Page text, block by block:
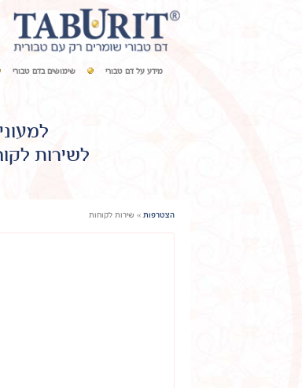
מידע על דם טבורי שימושים בדם טבורי
לשירות
הצטרפות » שירות לקוחות